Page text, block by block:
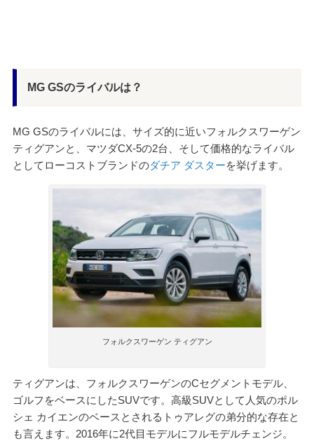
MG GSのライバルは？
MG GSのライバルには、サイズ的に近いフォルクスワーゲン
ティグアンと、マツダCX-5の2台、そして価格的なライバル
としてローコストブランドのダチア ダスターを挙げます。
フォルクスワーゲン ティグアン
ティグアンは、フォルクスワーゲンのCセグメントモデル、
ゴルフをベースにしたSUVです。高級SUVとして人気のポル
シェ カイエンのベースとされるトゥアレグの弟分的な存在と
も言えます。2016年に2代目モデルにフルモデルチェンジ。